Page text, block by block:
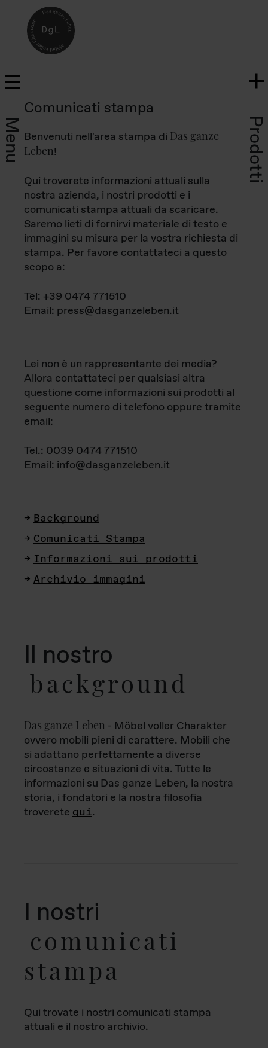
Menu Prodotti
Comunicati stampa
Benvenuti nell'area stampa di Das ganze
Leben!
Qui troverete informazioni attuali sulla
nostra azienda, i nostri prodotti e i
comunicati stampa attuali da scaricare.
Saremo lieti di fornirvi materiale di testo e
immagini su misura per la vostra richiesta di
stampa. Per favore contattateci a questo
scopo a:
Tel: +39 0474 771510
Email: press@dasganzeleben.it
Lei non è un rappresentante dei media?
Allora contattateci per qualsiasi altra
questione come informazioni sui prodotti al
seguente numero di telefono oppure tramite
email:
Tel.: 0039 0474 771510
Email: info@dasganzeleben.it
Background
Comunicati Stampa
Informazioni sui prodotti
Archivio immagini
Il nostro
background
Das ganze Leben - Möbel voller Charakter
ovvero mobili pieni di carattere. Mobili che
si adattano perfettamente a diverse
circostanze e situazioni di vita. Tutte le
informazioni su Das ganze Leben, la nostra
storia, i fondatori e la nostra filosofia
troverete qui.
I nostri
comunicati
stampa
Qui trovate i nostri comunicati stampa
attuali e il nostro archivio.